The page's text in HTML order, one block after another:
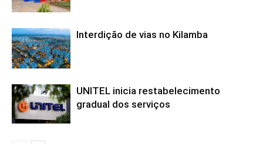
Interdição de vias no Kilamba
UNITEL inicia restabelecimento
gradual dos serviços